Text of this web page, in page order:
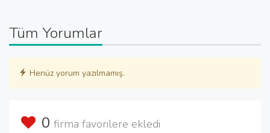
Tüm Yorumlar
Henüz yorum yazılmamış.
0 firma favorilere ekledi